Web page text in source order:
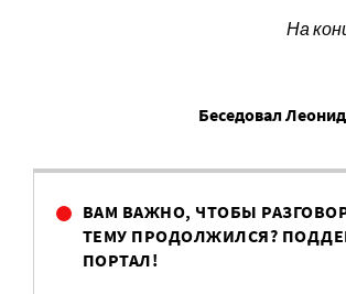
На
Беседовал
ВАМ ВАЖНО, ЧТОБЫ
ТЕМУ ПРОДОЛЖИЛСЯ?
ПОРТАЛ!